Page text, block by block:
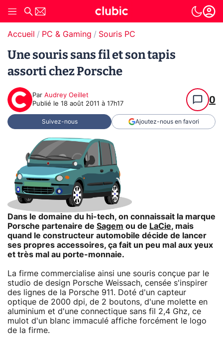
Accueil PC & Gaming Souris PC
Une souris sans fil et son tapis
assorti chez Porsche
Par Audrey Oeillet
Publié le 18 août 2011 à 17h17 0
Suivez-nous Ajoutez-nous en favori
Dans le domaine du hi-tech, on connaissait la marque
Porsche partenaire de Sagem ou de LaCie, mais
quand le constructeur automobile décide de lancer
ses propres accessoires, ça fait un peu mal aux yeux
et très mal au porte-monnaie.
La firme commercialise ainsi une souris conçue par le
studio de design Porsche Weissach, censée s'inspirer
des lignes de la Porsche 911. Doté d'un capteur
optique de 2000 dpi, de 2 boutons, d'une molette en
aluminium et d'une connectique sans fil 2,4 Ghz, ce
mulot d'un blanc immaculé affiche forcément le logo
de la firme.